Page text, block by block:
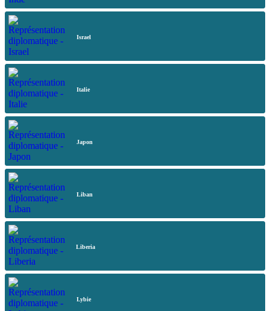
Israel
Italie
Japon
Liban
Liberia
Lybie